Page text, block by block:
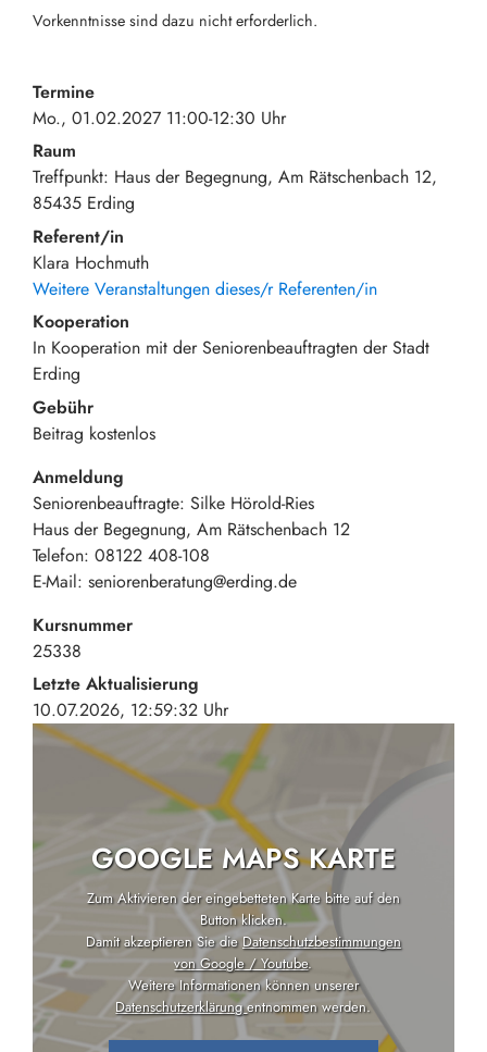
Vorkenntnisse sind dazu nicht erforderlich.
Termine
Mo., 01.02.2027 11:00-12:30 Uhr
Raum
Treffpunkt: Haus der Begegnung Am Rätschenbach 12
85435 Erding
Referent/in
Klara Hochmuth
Weitere Veranstaltungen dieses/r Referenten/in
Kooperation
In Kooperation mit der Seniorenbeauftragten der Stadt
Erding
Gebühr
Beitrag kostenlos
Anmeldung
Seniorenbeauftragte: Silke Hörold-Ries
Haus der Begegnung, Am Rätschenbach 12
Telefon: 08122 408-108
E-Mail: seniorenberatung@erding.de
Kursnummer
25338
Letzte Aktualisierung
10.07.2026, 12:59:32 Uhr
GOOGLE MAPS KARTE
Zum Aktivieren der eingebetteten Karte bitte auf den
Button klicken.
Damit akzeptieren Sie dieDatenschutzbestimmungen
von Google / Youtube.
Weitere Informationen können unserer
Datenschutzerklärungentnommen werden.